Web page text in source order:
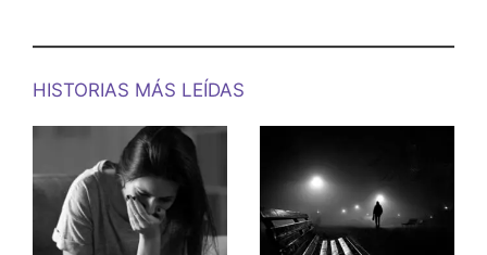
HISTORIAS MÁS LEÍDAS